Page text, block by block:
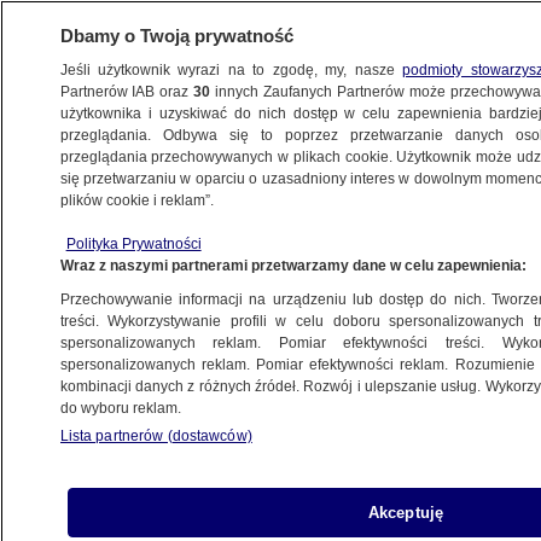
POLSKA
w sprawie małpiej ospy
27.05.2022, 17:47
Udostępnij
Dbamy o Twoją prywatność
Jeśli użytkownik wyrazi na to zgodę, my, naszepodmioty
Partnerów IAB oraz30 innych Zaufanych Partnerów może
użytkownika i uzyskiwać do nich dostęp w celu zapewnienia
przeglądania. Odbywa się to poprzez przetwarzanie danych
przeglądania przechowywanych w plikach cookie. Użytkownik może
się przetwarzaniu w oparciu o uzasadniony interes w dowolnym
plików cookie i reklam”.
Polityka Prywatności
Wraz z naszymi partnerami przetwarzamy dane w celu zapewnienia:
Przechowywanie informacji na urządzeniu lub dostęp do nich.
treści. Wykorzystywanie profili w celu doboru spersonalizowanych
spersonalizowanych reklam. Pomiar efektywności treści.
spersonalizowanych reklam. Pomiar efektywności reklam.
kombinacji danych z różnych źródeł. Rozwój i ulepszanie usług.
do wyboru reklam.
Lista partnerów (dostawców)
Akceptuję